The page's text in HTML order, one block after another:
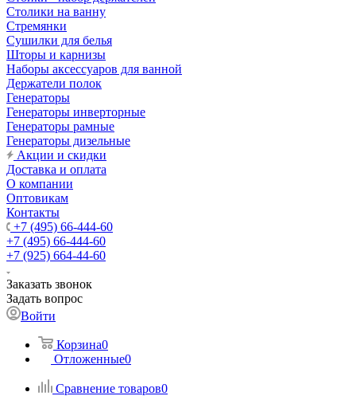
Столики на ванну
Стремянки
Сушилки для белья
Шторы и карнизы
Наборы аксессуаров для ванной
Держатели полок
Генераторы
Генераторы инверторные
Генераторы рамные
Генераторы дизельные
Акции и скидки
Доставка и оплата
О компании
Оптовикам
Контакты
+7 (495) 66-444-60
+7 (495) 66-444-60
+7 (925) 664-44-60
Заказать звонок
Задать вопрос
Войти
Корзина0
Отложенные0
Сравнение товаров0